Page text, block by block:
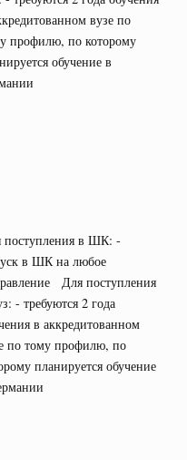
вузе по
профилю, по которому
обучение в
поступления в ШК: -
в ШК на любое
Для поступления
- требуются 2 года
в аккредитованном
по тому профилю, по
планируется обучение